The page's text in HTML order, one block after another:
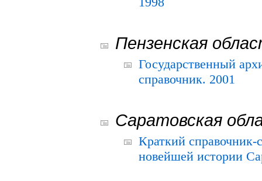
1998
Пензенская
Государственный
справочник. 2001
Саратовская
Краткий
новейшей истории